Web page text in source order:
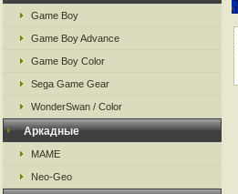
Game Boy
Game Boy Advance
Game Boy Color
Sega Game Gear
WonderSwan / Color
Аркадные
MAME
Neo-Geo